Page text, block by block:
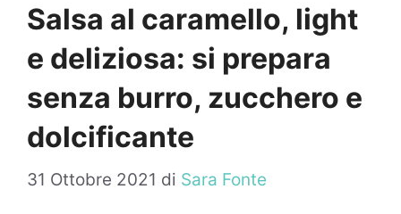
Salsa al caramello, light
e deliziosa: si prepara
senza burro, zucchero e
dolcificante
31 Ottobre 2021 di Sara Fonte